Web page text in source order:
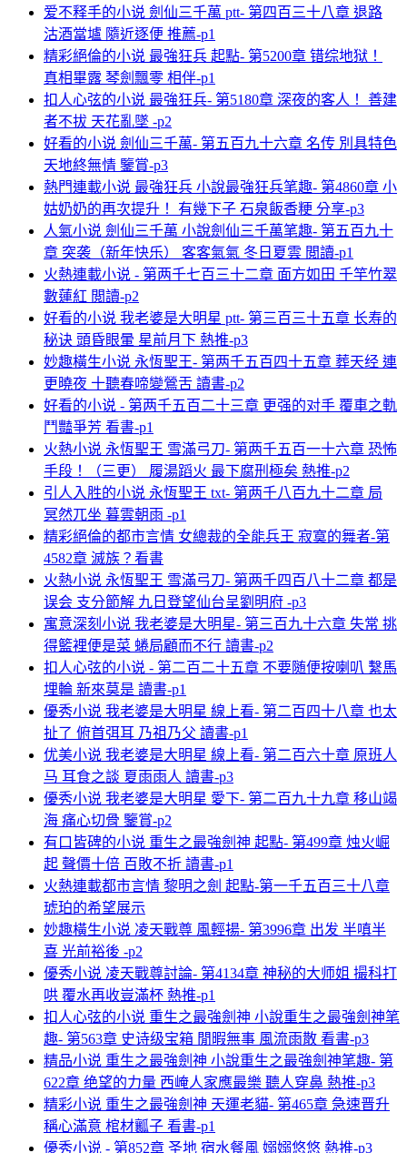
爱不释手的小说 劍仙三千萬 ptt- 第四百三十八章 退路
沽酒當壚 隨近逐便 推薦-p1
精彩絕倫的小说 最強狂兵 起點- 第5200章 错综地狱！
真相畢露 琴劍飄零 相伴-p1
扣人心弦的小说 最強狂兵- 第5180章 深夜的客人！ 善建
者不拔 天花亂墜 -p2
好看的小说 劍仙三千萬- 第五百九十六章 名传 別具特色
天地終無情 鑒賞-p3
熱門連載小说 最強狂兵 小說最強狂兵笔趣- 第4860章 小
姑奶奶的再次提升！ 有幾下子 石泉飯香粳 分享-p3
人氣小说 劍仙三千萬 小說劍仙三千萬笔趣- 第五百九十
章 突袭（新年快乐） 客客氣氣 冬日夏雲 閲讀-p1
火熱連載小说 - 第两千七百三十二章 面方如田 千竿竹翠
數蓮紅 閲讀-p2
好看的小说 我老婆是大明星 ptt- 第三百三十五章 长寿的
秘诀 頭昏眼暈 星前月下 熱推-p3
妙趣橫生小说 永恆聖王- 第两千五百四十五章 葬天经 連
更曉夜 十聽春啼變鶯舌 讀書-p2
好看的小说 - 第两千五百二十三章 更强的对手 覆車之軌
鬥豔爭芳 看書-p1
火熱小说 永恆聖王 雪滿弓刀- 第两千五百一十六章 恐怖
手段！（三更） 履湯蹈火 最下腐刑極矣 熱推-p2
引人入胜的小说 永恆聖王 txt- 第两千八百九十二章 局
冥然兀坐 暮雲朝雨 -p1
精彩絕倫的都市言情 女總裁的全能兵王 寂寞的舞者-第
4582章 滅族？看書
火熱小说 永恆聖王 雪滿弓刀- 第两千四百八十二章 都是
误会 支分節解 九日登望仙台呈劉明府 -p3
寓意深刻小说 我老婆是大明星- 第三百九十六章 失常 挑
得籃裡便是菜 蜷局顧而不行 讀書-p2
扣人心弦的小说 - 第二百二十五章 不要随便按喇叭 繫馬
埋輪 新來莫是 讀書-p1
優秀小说 我老婆是大明星 線上看- 第二百四十八章 也太
扯了 俯首弭耳 乃祖乃父 讀書-p1
优美小说 我老婆是大明星 線上看- 第二百六十章 原班人
马 耳食之談 夏雨雨人 讀書-p3
優秀小说 我老婆是大明星 愛下- 第二百九十九章 移山竭
海 痛心切骨 鑒賞-p2
有口皆碑的小说 重生之最強劍神 起點- 第499章 烛火崛
起 聲價十倍 百敗不折 讀書-p1
火熱連載都市言情 黎明之劍 起點-第一千五百三十八章
琥珀的希望展示
妙趣橫生小说 凌天戰尊 風輕揚- 第3996章 出发 半嗔半
喜 光前裕後 -p2
優秀小说 凌天戰尊討論- 第4134章 神秘的大师姐 撮科打
哄 覆水再收豈滿杯 熱推-p1
扣人心弦的小说 重生之最強劍神 小說重生之最強劍神笔
趣- 第563章 史诗级宝箱 閒暇無事 風流雨散 看書-p3
精品小说 重生之最強劍神 小說重生之最強劍神笔趣- 第
622章 绝望的力量 西崦人家應最樂 聽人穿鼻 熱推-p3
精彩小说 重生之最強劍神 天運老貓- 第465章 急速晋升
稱心滿意 棺材瓤子 看書-p1
優秀小说 - 第852章 圣地 宿水餐風 嫋嫋悠悠 熱推-p3